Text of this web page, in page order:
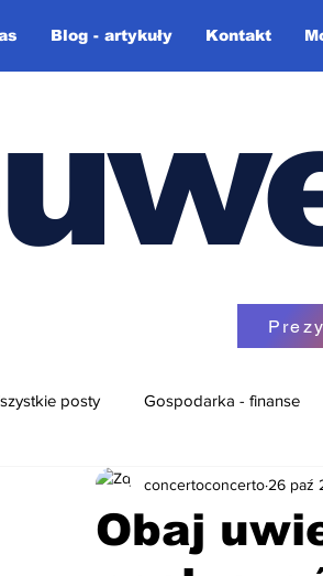
Blog - artykuły Kontakt
posty Gospodarka - finanse
Różne + video-blog
Obaj
concertoconcerto 26 paź